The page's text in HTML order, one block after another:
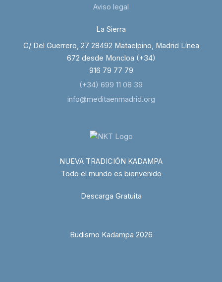
Aviso legal
La Sierra
C/ Del Guerrero, 27 28492 Mataelpino, Madrid Línea
672 desde Moncloa (+34)
916 79 77 79
(+34) 699 11 08 39
info@meditaenmadrid.org
NUEVA TRADICIÓN KADAMPA
Todo el mundo es bienvenido
Descarga Gratuita
Budismo Kadampa 2026